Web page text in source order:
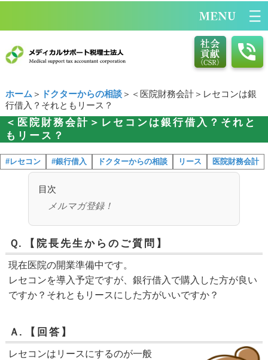
ホーム ＞ ドクターからの相談＞＜医院財務会計＞レセコンは銀
行借入？それともリース？
＜医院財務会計＞レセコンは銀行借入？それと
もリース？
#レセコン #銀行借入 ドクターからの相談 リース 医院財務会計
目次
メルマガ登録！
Ｑ. 【院長先生からのご質問】
現在医院の開業準備中です。
レセコンを導入予定ですが、銀行借入で購入した方が良い
ですか？それともリースにした方がいいですか？
Ａ. 【回答】
レセコンはリースにするのが一般